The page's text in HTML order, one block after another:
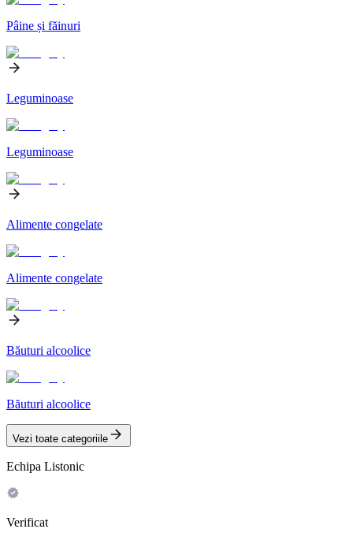
Pâine și făinuri
Leguminoase
Leguminoase
Alimente congelate
Alimente congelate
Băuturi alcoolice
Băuturi alcoolice
Vezi toate categoriile
Echipa Listonic
Verificat